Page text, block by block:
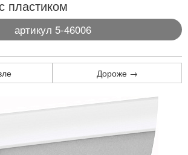
пластиком
артикул 5-46006
Дороже →